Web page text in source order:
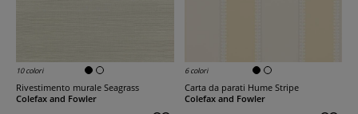
10 colori
Rivestimento murale Seagrass
Colefax and Fowler
6 colori
Carta da parati Hume Stripe
Colefax and Fowler